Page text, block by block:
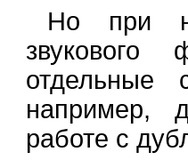
Но при
звукового
отдельные
например,
работе с